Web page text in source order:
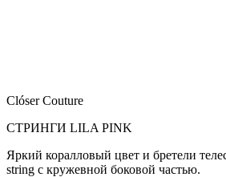
Clóser Couture
СТРИНГИ LILA PINK
Яркий коралловый цвет и бретели
string с кружевной боковой частью.